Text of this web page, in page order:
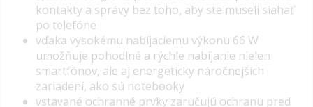
kontakty a správy bez toho, aby ste museli siahať
po telefóne
vďaka vysokému nabíjaciemu výkonu 66 W
umožňuje pohodlné a rýchle nabíjanie nielen
smartfónov, ale aj energeticky náročnejších
zariadení, ako sú notebooky
vstavané ochranné prvky zaručujú ochranu pred